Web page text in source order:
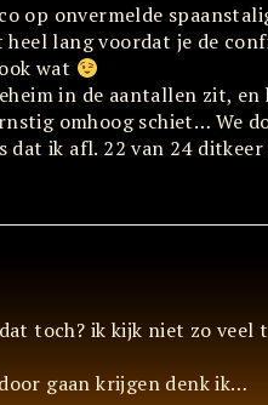
op onvermelde
heel lang voordat je de
wat
in de aantallen zit, en
omhoog schiet… We
dat ik afl. 22 van 24
toch? ik kijk niet zo veel
gaan krijgen denk ik…